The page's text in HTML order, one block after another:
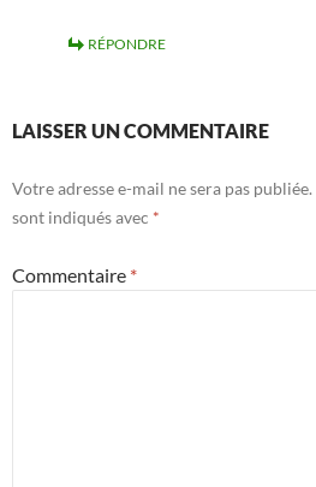
RÉPONDRE
LAISSER UN COMMENTAIRE
Votre adresse e-mail ne sera pas publiée.
sont indiqués avec *
Commentaire *